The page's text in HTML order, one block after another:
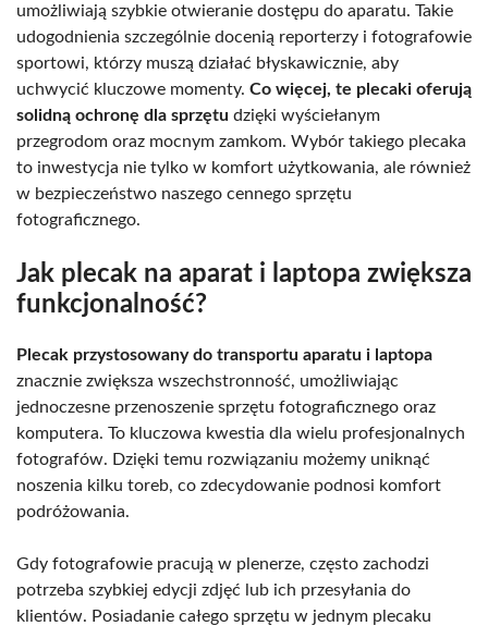
umożliwiają szybkie otwieranie dostępu do aparatu. Takie
udogodnienia szczególnie docenią reporterzy i fotografowie
sportowi, którzy muszą działać błyskawicznie, aby
uchwycić kluczowe momenty. Co więcej, te plecaki oferują
solidną ochronę dla sprzętu dzięki wyściełanym
przegrodom oraz mocnym zamkom. Wybór takiego plecaka
to inwestycja nie tylko w komfort użytkowania, ale również
w bezpieczeństwo naszego cennego sprzętu
fotograficznego.
Jak plecak na aparat i laptopa zwiększa
funkcjonalność?
Plecak przystosowany do transportu aparatu i laptopa
znacznie zwiększa wszechstronność, umożliwiając
jednoczesne przenoszenie sprzętu fotograficznego oraz
komputera. To kluczowa kwestia dla wielu profesjonalnych
fotografów. Dzięki temu rozwiązaniu możemy uniknąć
noszenia kilku toreb, co zdecydowanie podnosi komfort
podróżowania.
Gdy fotografowie pracują w plenerze, często zachodzi
potrzeba szybkiej edycji zdjęć lub ich przesyłania do
klientów. Posiadanie całego sprzętu w jednym plecaku